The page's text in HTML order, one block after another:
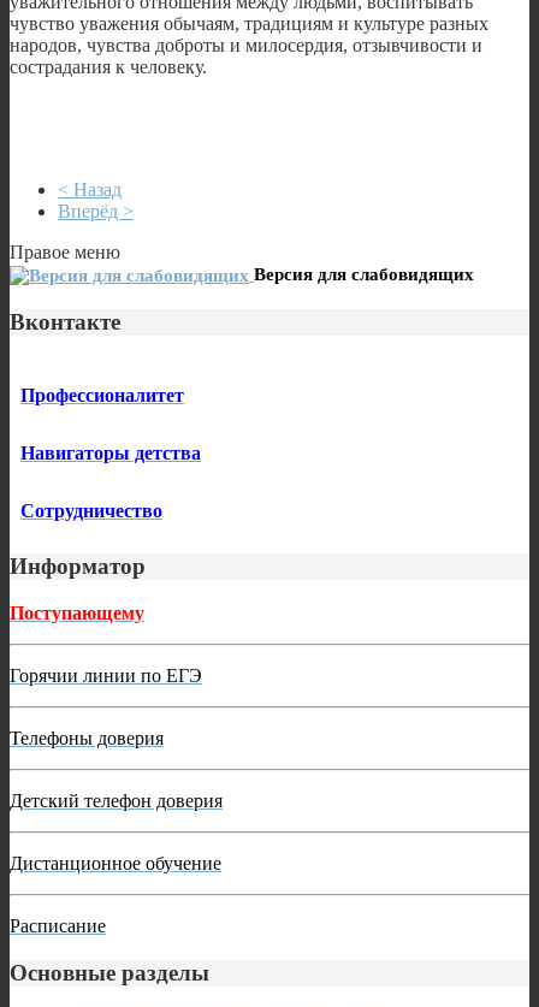
чувство уважения обычаям, традициям и культуре разных
народов, чувства доброты и милосердия, отзывчивости и
сострадания к человеку.
< Назад
Вперёд >
Правое меню
Версия для слабовидящих
Вконтакте
Профессионалитет
Навигаторы детства
Сотрудничество
Информатор
Поступающему
Горячии линии по ЕГЭ
Телефоны доверия
Детский телефон доверия
Дистанционное обучение
Расписание
Основные разделы